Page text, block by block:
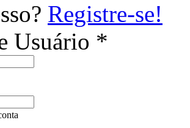
Registre-se!
Usuário *